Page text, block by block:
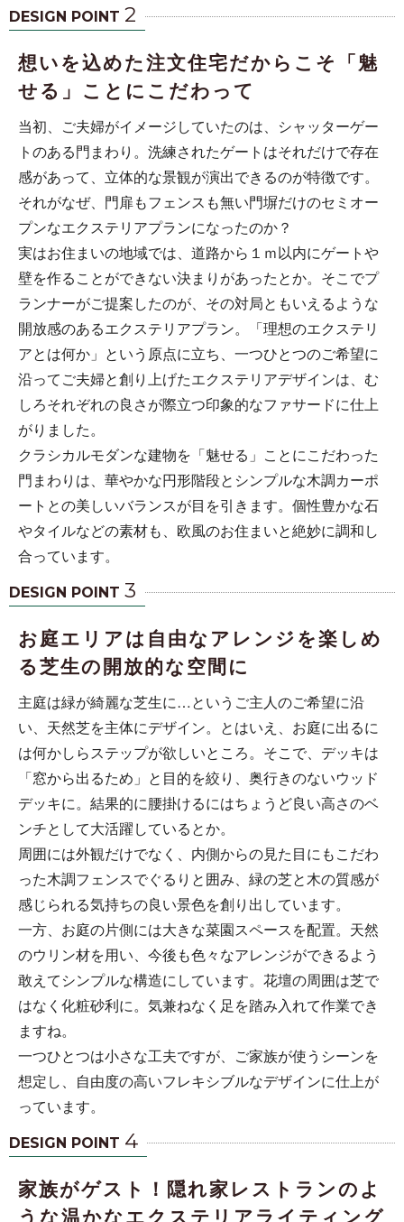
DESIGN POINT 2
想いを込めた注文住宅だからこそ「魅
せる」ことにこだわって
当初、ご夫婦がイメージしていたのは、シャッターゲー
トのある門まわり。洗練されたゲートはそれだけで存在
感があって、立体的な景観が演出できるのが特徴です。
それがなぜ、門扉もフェンスも無い門塀だけのセミオー
プンなエクステリアプランになったのか？
実はお住まいの地域では、道路から１ｍ以内にゲートや
壁を作ることができない決まりがあったとか。そこでプ
ランナーがご提案したのが、その対局ともいえるような
開放感のあるエクステリアプラン。「理想のエクステリ
アとは何か」という原点に立ち、一つひとつのご希望に
沿ってご夫婦と創り上げたエクステリアデザインは、む
しろそれぞれの良さが際立つ印象的なファサードに仕上
がりました。
クラシカルモダンな建物を「魅せる」ことにこだわった
門まわりは、華やかな円形階段とシンプルな木調カーポ
ートとの美しいバランスが目を引きます。個性豊かな石
やタイルなどの素材も、欧風のお住まいと絶妙に調和し
合っています。
DESIGN POINT 3
お庭エリアは自由なアレンジを楽しめ
る芝生の開放的な空間に
主庭は緑が綺麗な芝生に…というご主人のご希望に沿
い、天然芝を主体にデザイン。とはいえ、お庭に出るに
は何かしらステップが欲しいところ。そこで、デッキは
「窓から出るため」と目的を絞り、奥行きのないウッド
デッキに。結果的に腰掛けるにはちょうど良い高さのベ
ンチとして大活躍しているとか。
周囲には外観だけでなく、内側からの見た目にもこだわ
った木調フェンスでぐるりと囲み、緑の芝と木の質感が
感じられる気持ちの良い景色を創り出しています。
一方、お庭の片側には大きな菜園スペースを配置。天然
のウリン材を用い、今後も色々なアレンジができるよう
敢えてシンプルな構造にしています。花壇の周囲は芝で
はなく化粧砂利に。気兼ねなく足を踏み入れて作業でき
ますね。
一つひとつは小さな工夫ですが、ご家族が使うシーンを
想定し、自由度の高いフレキシブルなデザインに仕上が
っています。
DESIGN POINT 4
家族がゲスト！隠れ家レストランのよ
うな温かなエクステリアライティング